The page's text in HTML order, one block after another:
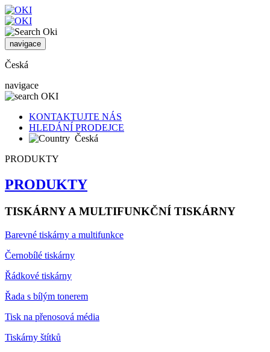
navigace
Česká
navigace
KONTAKTUJTE NÁS
HLEDÁNÍ PRODEJCE
Česká
PRODUKTY
PRODUKTY
TISKÁRNY A MULTIFUNKČNÍ TISKÁRNY
Barevné tiskárny a multifunkce
Černobílé tiskárny
Řádkové tiskárny
Řada s bílým tonerem
Tisk na přenosová média
Tiskárny štítků